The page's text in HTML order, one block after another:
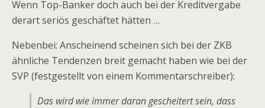
Wenn Top-Banker doch auch bei der Kreditvergabe
derart seriös geschäftet hätten …
Nebenbei: Anscheinend scheinen sich bei der ZKB
ähnliche Tendenzen breit gemacht haben wie bei der
SVP (festgestellt von einem Kommentarschreiber):
Das wird wie immer daran gescheitert sein, dass